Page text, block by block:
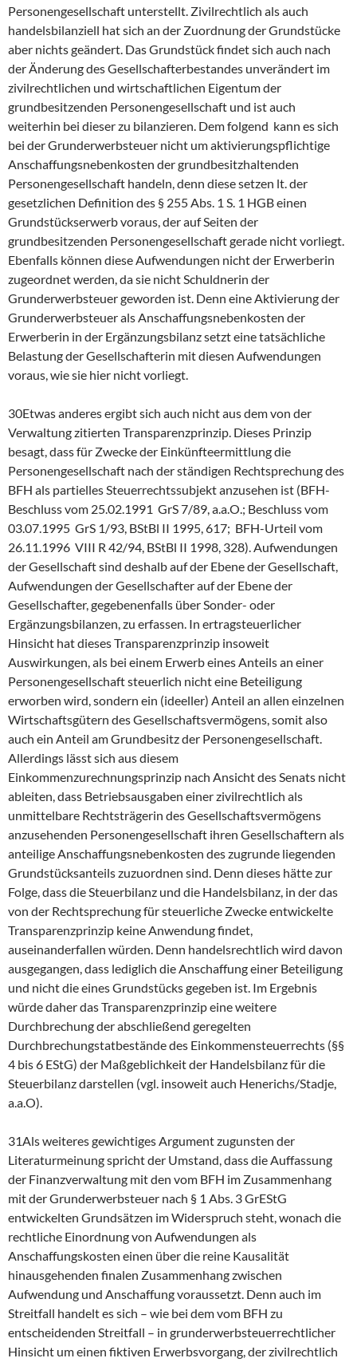
Personengesellschaft unterstellt. Zivilrechtlich als auch
handelsbilanziell hat sich an der Zuordnung der Grundstücke
aber nichts geändert. Das Grundstück findet sich auch nach
der Änderung des Gesellschafterbestandes unverändert im
zivilrechtlichen und wirtschaftlichen Eigentum der
grundbesitzenden Personengesellschaft und ist auch
weiterhin bei dieser zu bilanzieren. Dem folgend kann es sich
bei der Grunderwerbsteuer nicht um aktivierungspflichtige
Anschaffungsnebenkosten der grundbesitzhaltenden
Personengesellschaft handeln, denn diese setzen lt. der
gesetzlichen Definition des § 255 Abs. 1 S. 1 HGB einen
Grundstückserwerb voraus, der auf Seiten der
grundbesitzenden Personengesellschaft gerade nicht vorliegt.
Ebenfalls können diese Aufwendungen nicht der Erwerberin
zugeordnet werden, da sie nicht Schuldnerin der
Grunderwerbsteuer geworden ist. Denn eine Aktivierung der
Grunderwerbsteuer als Anschaffungsnebenkosten der
Erwerberin in der Ergänzungsbilanz setzt eine tatsächliche
Belastung der Gesellschafterin mit diesen Aufwendungen
voraus, wie sie hier nicht vorliegt.
30Etwas anderes ergibt sich auch nicht aus dem von der
Verwaltung zitierten Transparenzprinzip. Dieses Prinzip
besagt, dass für Zwecke der Einkünfteermittlung die
Personengesellschaft nach der ständigen Rechtsprechung des
BFH als partielles Steuerrechtssubjekt anzusehen ist (BFH-
Beschluss vom 25.02.1991 GrS 7/89, a.a.O.; Beschluss vom
03.07.1995 GrS 1/93, BStBl II 1995, 617; BFH-Urteil vom
26.11.1996 VIII R 42/94, BStBl II 1998, 328). Aufwendungen
der Gesellschaft sind deshalb auf der Ebene der Gesellschaft,
Aufwendungen der Gesellschafter auf der Ebene der
Gesellschafter, gegebenenfalls über Sonder- oder
Ergänzungsbilanzen, zu erfassen. In ertragsteuerlicher
Hinsicht hat dieses Transparenzprinzip insoweit
Auswirkungen, als bei einem Erwerb eines Anteils an einer
Personengesellschaft steuerlich nicht eine Beteiligung
erworben wird, sondern ein (ideeller) Anteil an allen einzelnen
Wirtschaftsgütern des Gesellschaftsvermögens, somit also
auch ein Anteil am Grundbesitz der Personengesellschaft.
Allerdings lässt sich aus diesem
Einkommenzurechnungsprinzip nach Ansicht des Senats nicht
ableiten, dass Betriebsausgaben einer zivilrechtlich als
unmittelbare Rechtsträgerin des Gesellschaftsvermögens
anzusehenden Personengesellschaft ihren Gesellschaftern als
anteilige Anschaffungsnebenkosten des zugrunde liegenden
Grundstücksanteils zuzuordnen sind. Denn dieses hätte zur
Folge, dass die Steuerbilanz und die Handelsbilanz, in der das
von der Rechtsprechung für steuerliche Zwecke entwickelte
Transparenzprinzip keine Anwendung findet,
auseinanderfallen würden. Denn handelsrechtlich wird davon
ausgegangen, dass lediglich die Anschaffung einer Beteiligung
und nicht die eines Grundstücks gegeben ist. Im Ergebnis
würde daher das Transparenzprinzip eine weitere
Durchbrechung der abschließend geregelten
Durchbrechungstatbestände des Einkommensteuerrechts (§§
4 bis 6 EStG) der Maßgeblichkeit der Handelsbilanz für die
Steuerbilanz darstellen (vgl. insoweit auch Henerichs/Stadje,
a.a.O).
31Als weiteres gewichtiges Argument zugunsten der
Literaturmeinung spricht der Umstand, dass die Auffassung
der Finanzverwaltung mit den vom BFH im Zusammenhang
mit der Grunderwerbsteuer nach § 1 Abs. 3 GrEStG
entwickelten Grundsätzen im Widerspruch steht, wonach die
rechtliche Einordnung von Aufwendungen als
Anschaffungskosten einen über die reine Kausalität
hinausgehenden finalen Zusammenhang zwischen
Aufwendung und Anschaffung voraussetzt. Denn auch im
Streitfall handelt es sich – wie bei dem vom BFH zu
entscheidenden Streitfall – in grunderwerbsteuerrechtlicher
Hinsicht um einen fiktiven Erwerbsvorgang, der zivilrechtlich